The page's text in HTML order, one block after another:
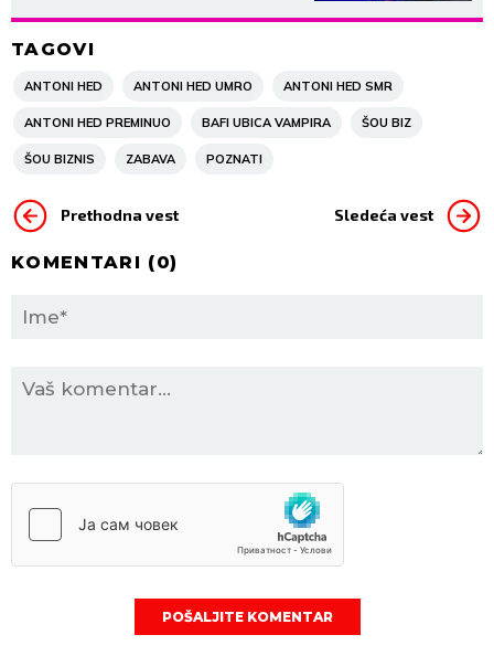
TAGOVI
ANTONI HED ANTONI HED UMRO ANTONI HED SMR
ANTONI HED PREMINUO BAFI UBICA VAMPIRA ŠOU BIZ
ŠOU BIZNIS ZABAVA POZNATI
Prethodna vest Sledeća vest
KOMENTARI (0)
POŠALJITE KOMENTAR